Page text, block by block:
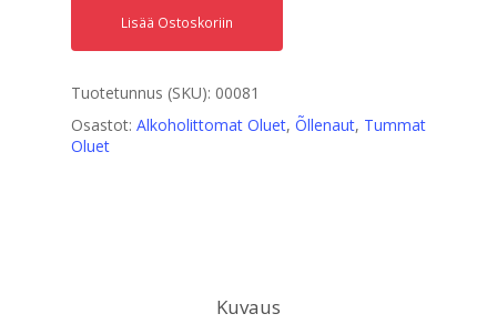
Lisää Ostoskoriin
Tuotetunnus (SKU): 00081
Osastot: Alkoholittomat Oluet, Õllenaut, Tummat
Oluet
Kuvaus